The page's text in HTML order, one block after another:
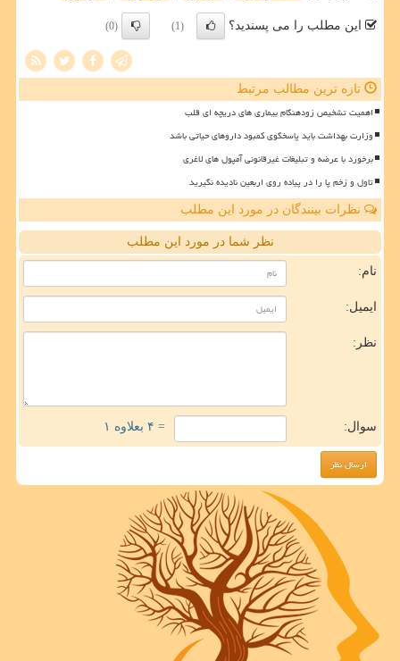
این مطلب را می پسندید؟ (1)
(0)
تازه ترین مطالب مرتبط
اهمیت تشخیص زودهنگام بیماری های دریچه ای قلب
وزارت بهداشت باید پاسخگوی کمبود داروهای حیاتی باشد
برخورد با عرضه و تبلیغات غیرقانونی آمپول های لاغری
تاول و زخم پا را در پیاده روی اربعین نادیده نگیرید
نظرات بینندگان در مورد این مطلب
نظر شما در مورد این مطلب
نام:
ایمیل:
نظر:
سوال: = ۴ بعلاوه ۱